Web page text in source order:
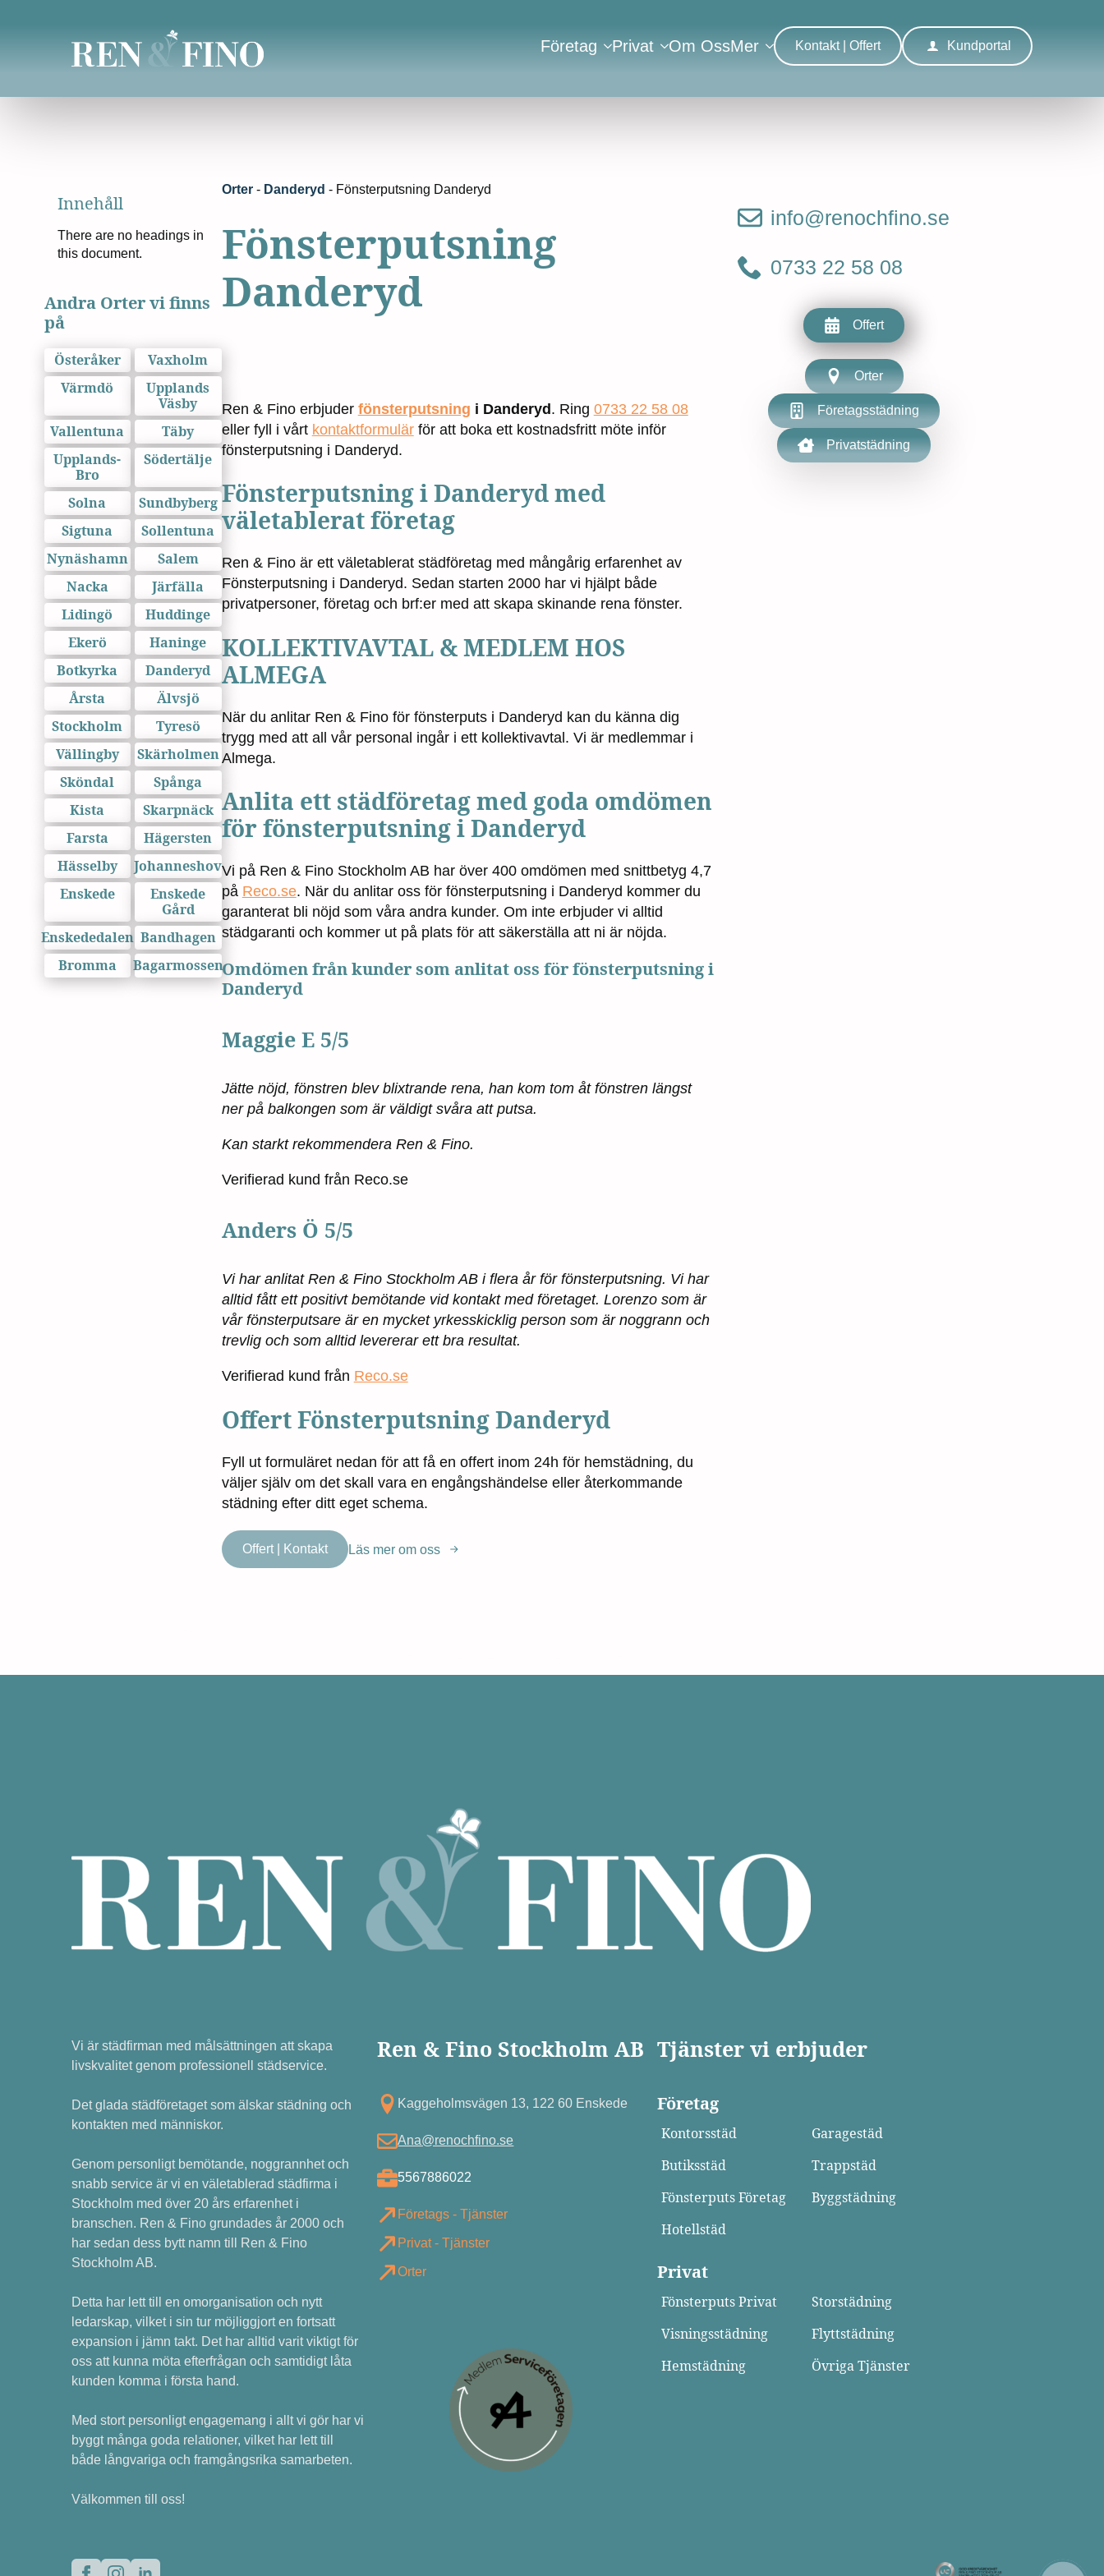
Företag Privat Om OssMer Kontakt | Offert Kundportal
Innehåll
There are no headings in
this document.
Andra Orter vi finns
på
Österåker
Vaxholm
Värmdö
Upplands
Väsby
Vallentuna
Täby
Upplands-
Bro
Södertälje
Solna
Sundbyberg
Sigtuna
Sollentuna
Nynäshamn
Salem
Nacka
Järfälla
Lidingö
Huddinge
Ekerö
Haninge
Botkyrka
Danderyd
Årsta
Älvsjö
Stockholm
Tyresö
Vällingby
Skärholmen
Sköndal
Spånga
Kista
Skarpnäck
Farsta
Hägersten
Hässelby
Johanneshov
Enskede
Enskede
Gård
Enskededalen Bandhagen
Bromma
Bagarmossen
Orter- Danderyd - Fönsterputsning Danderyd
Fönsterputsning
Danderyd
Ren & Fino erbjuder fönsterputsning i Danderyd . Ring 0733 22 58 08
eller fyll i vårt kontaktformulärför att boka ett kostnadsfritt möte inför
fönsterputsning i Danderyd.
Fönsterputsning i Danderyd med
väletablerat företag
Ren & Fino är ett väletablerat städföretag med mångårig erfarenhet av
Fönsterputsning i Danderyd. Sedan starten 2000 har vi hjälpt både
privatpersoner, företag och brf:er med att skapa skinande rena fönster.
KOLLEKTIVAVTAL & MEDLEM HOS
ALMEGA
När du anlitar Ren & Fino för fönsterputs i Danderyd kan du känna dig
trygg med att all vår personal ingår i ett kollektivavtal. Vi är medlemmar i
Almega.
Anlita ett städföretag med goda omdömen
för fönsterputsning i Danderyd
Vi på Ren & Fino Stockholm AB har över 400 omdömen med snittbetyg 4,7
på Reco.se. När du anlitar oss för fönsterputsning i Danderyd kommer du
garanterat bli nöjd som våra andra kunder. Om inte erbjuder vi alltid
städgaranti och kommer ut på plats för att säkerställa att ni är nöjda.
Omdömen från kunder som anlitat oss för fönsterputsning i
Danderyd
Maggie E 5/5
Jätte nöjd, fönstren blev blixtrande rena, han kom tom åt fönstren längst
ner på balkongen som är väldigt svåra att putsa.
Kan starkt rekommendera Ren & Fino.
Verifierad kund från Reco.se
Anders Ö 5/5
Vi har anlitat Ren & Fino Stockholm AB i flera år för fönsterputsning. Vi har
alltid fått ett positivt bemötande vid kontakt med företaget. Lorenzo som är
vår fönsterputsare är en mycket yrkesskicklig person som är noggrann och
trevlig och som alltid levererar ett bra resultat.
Verifierad kund från Reco.se
Offert Fönsterputsning Danderyd
Fyll ut formuläret nedan för att få en offert inom 24h för hemstädning, du
väljer själv om det skall vara en engångshändelse eller återkommande
städning efter ditt eget schema.
Offert | Kontakt Läs mer om oss
info@renochfino.se
0733 22 58 08
Offert
Orter
Företagsstädning
Privatstädning
Vi är städfirman med målsättningen att skapa
livskvalitet genom professionell städservice.
Det glada städföretaget som älskar städning och
kontakten med människor.
Genom personligt bemötande, noggrannhet och
snabb service är vi en väletablerad städfirma i
Stockholm med över 20 års erfarenhet i
branschen. Ren & Fino grundades år 2000 och
har sedan dess bytt namn till Ren & Fino
Stockholm AB.
Detta har lett till en omorganisation och nytt
ledarskap, vilket i sin tur möjliggjort en fortsatt
expansion i jämn takt. Det har alltid varit viktigt för
oss att kunna möta efterfrågan och samtidigt låta
kunden komma i första hand.
Med stort personligt engagemang i allt vi gör har vi
byggt många goda relationer, vilket har lett till
både långvariga och framgångsrika samarbeten.
Välkommen till oss!
Ren & Fino Stockholm AB
Kagg eholmsvägen 13, 122 60 Enskede
Ana@renochfino.se
5567886022
Företags - Tjänster
Privat - Tjänster
Orter
Tjänster vi erbjuder
Företag
Kontorsstäd
Garagestäd
Butiksstäd
Trappstäd
Fönsterputs Företag
Byggstädning
Hotellstäd
Privat
Fönsterputs Privat
Storstädning
Visningsstädning
Flyttstädning
Hemstädning
Övriga Tjänster